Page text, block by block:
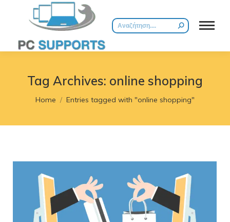
Search:
Tag Archives: online shopping
You are here:
Home Entries tagged with "online shopping"